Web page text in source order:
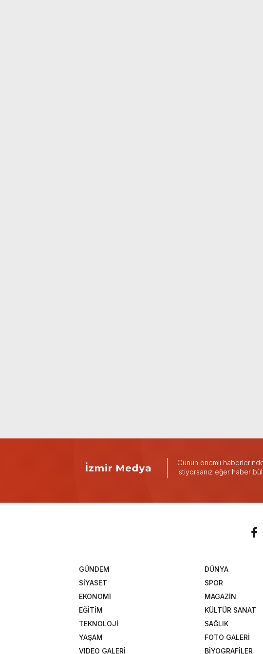
Günün önemli
istiyorsanız eğer haber
GÜNDEM
DÜNYA
SİYASET
SPOR
EKONOMİ
MAGAZİN
EĞİTİM
KÜLTÜR SANAT
TEKNOLOJİ
SAĞLIK
YAŞAM
FOTO GALERİ
VIDEO GALERİ
BİYOGRAFİLER